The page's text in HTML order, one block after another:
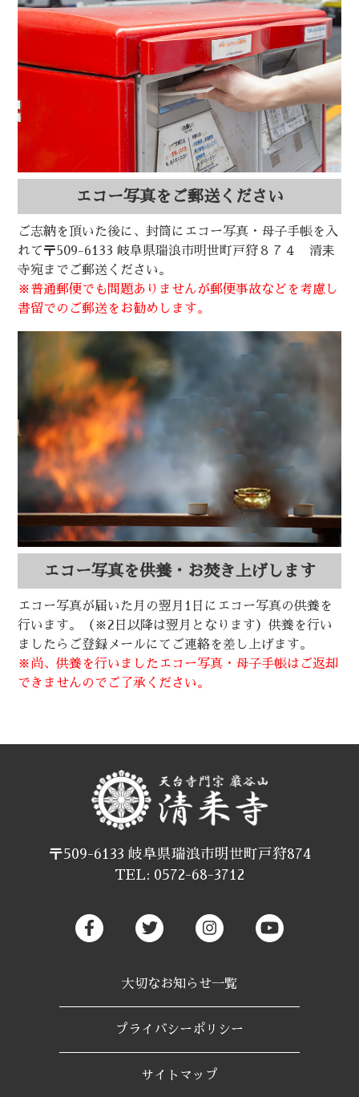
エコー写真をご郵送ください
ご志納を頂いた後に、封筒にエコー写真・母子手帳を入
れて〒509-6133 岐阜県瑞浪市明世町戸狩８７４ 清耒
寺宛までご郵送ください。
※普通郵便でも問題ありませんが郵便事故などを考慮し
書留でのご郵送をお勧めします。
エコー写真を供養・お焚き上げします
エコー写真が届いた月の翌月1日にエコー写真の供養を
行います。（※2日以降は翌月となります）供養を行い
ましたらご登録メールにてご連絡を差し上げます。
※尚、供養を行いましたエコー写真・母子手帳はご返却
できませんのでご了承ください。
〒509-6133 岐阜県瑞浪市明世町戸狩874
TEL: 0572-68-3712
大切なお知らせ一覧
プライバシーポリシー
サイトマップ